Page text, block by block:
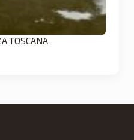
TOSCANA